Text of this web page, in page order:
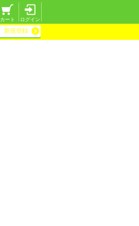
ログイン
カート
新規登録